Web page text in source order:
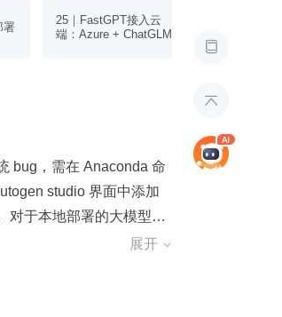


署
25｜FastGPT接入云
端：Azure + ChatGLM
bug，需在 Anaconda 命
studio 界面中添加
对于本地部署的大模型，
型。验证时，通过创建绘
展开 